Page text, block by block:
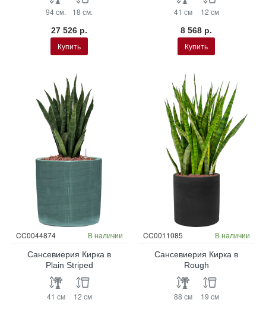
94 см. 18 см.
27 526 р.
Купить
41 см 12 см
8 568 р.
Купить
CC0044874 В наличии
Сансевиерия Кирка в
Plain Striped
41 см 12 см
CC0011085 В наличии
Сансевиерия Кирка в
Rough
88 см 19 см